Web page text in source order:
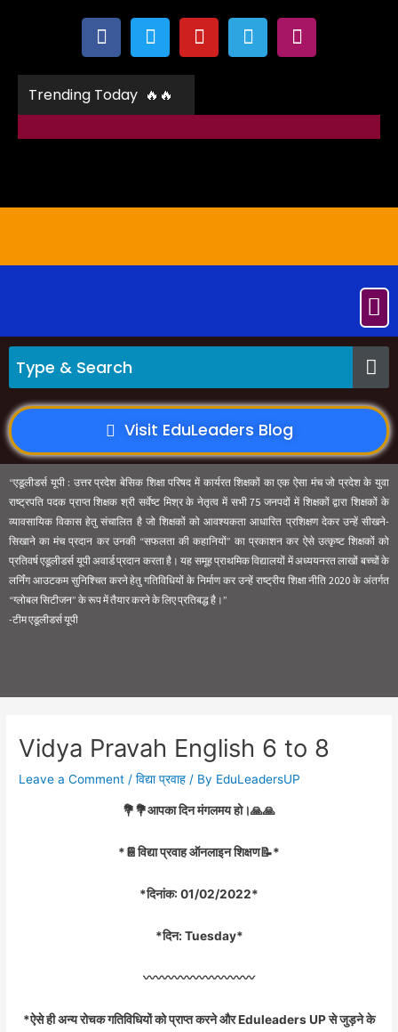
Trending Today 🔥🔥
Visit EduLeaders Blog
“एडूलीडर्स यूपी : उत्तर प्रदेश बेसिक शिक्षा परिषद में कार्यरत शिक्षकों का एक ऐसा मंच जो प्रदेश के युवा
राष्ट्रपति पदक प्राप्त शिक्षक श्री सर्वेष्ट मिश्र के नेतृत्व में सभी 75 जनपदों में शिक्षकों द्वारा शिक्षकों के
व्यावसायिक विकास हेतु संचालित है जो शिक्षकों को आवश्यकता आधारित प्रशिक्षण देकर उन्हें सीखने-
सिखाने का मंच प्रदान कर उनकी “सफलता की कहानियों” का प्रकाशन कर ऐसे उत्कृष्ट शिक्षकों को
प्रतिवर्ष एडूलीडर्स यूपी अवार्ड प्रदान करता है। यह समूह प्राथमिक विद्यालयों में अध्ययनरत लाखों बच्चों के
लर्निंग आउटकम सुनिश्चित करने हेतु गतिविधियों के निर्माण कर उन्हें राष्ट्रीय शिक्षा नीति 2020 के अंतर्गत
“ग्लोबल सिटीजन” के रूप में तैयार करने के लिए प्रतिबद्ध है।”
-टीम एडूलीडर्स यूपी
Vidya Pravah English 6 to 8
Leave a Comment /विद्या प्रवाह / By EduLeadersUP
💐💐आपका दिन मंगलमय हो।🙏🙏
*📔विद्या प्रवाह ऑनलाइन शिक्षण📝*
*दिनांक: 01/02/2022*
*दिन: Tuesday*
〰️〰️〰️〰️〰️〰️〰️〰️〰️
*ऐसे ही अन्य रोचक गतिविधियों को प्राप्त करने और Eduleaders UP से जुड़ने के